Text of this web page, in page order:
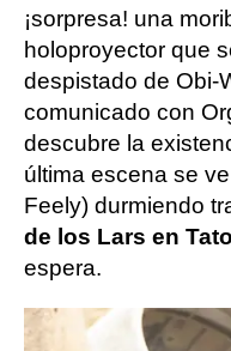
¡sorpresa! una
holoproyector que
despistado de Obi-
comunicado con
descubre la
última escena se
Feely) durmiendo
de los Lars en
espera.